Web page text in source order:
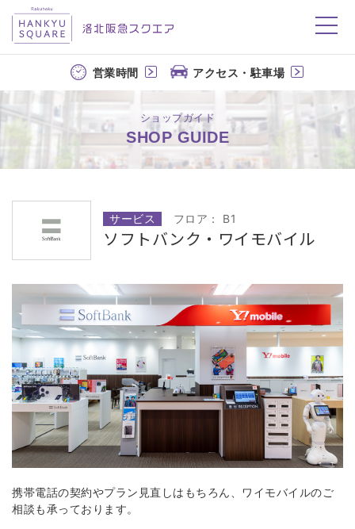
洛北阪急スクエア
営業時間 アクセス・駐車場
ショップガイド
SHOP GUIDE
サービス フロア： B1
ソフトバンク・ワイモバイル
携帯電話の契約やプラン見直しはもちろん、ワイモバイルのご
相談も承っております。